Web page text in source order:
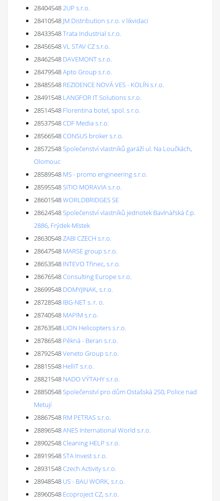
284045482UP s.r.o.
28410548 JM Distribution s.r.o. v likvidaci
28433548Trata Industrial s.r.o.
28456548VL STAV CZ s.r.o.
28462548 DAVEMONT s.r.o.
28479548Apto Group s.r.o.
28485548 REZIDENCE NOVÁ VES - KOLÍN s.r.o.
28491548 LANGFOR IT Solutions s.r.o.
28514548 Florentina botel, spol. s r.o.
28537548CDF Media s.r.o.
28566548CONSUS broker s.r.o.
28572548Společenství vlastníků garáží ul. Na Loučkách,
Olomouc
28589548 MS - promo engineering s.r.o.
28595548SITIO MORAVIA s.r.o.
28601548WORLDBRIDGES SE
28624548Společenství vlastníků jednotek Bavlnářská č.p.
2886, Frýdek-Místek
28630548ZABI CZECH s.r.o.
28647548 MARSE group s.r.o.
28653548 INTEVO Třinec, s.r.o.
28676548Consulting Europe s.r.o.
28699548 DOMYJINAK, s.r.o.
28728548 IBG-NET s. r. o.
28740548 MAPIM s.r.o.
28763548 LION Helicopters s.r.o.
28786548 Pěkná - Beran s.r.o.
28792548Veneto Group s.r.o.
28815548 HelliT s.r.o.
28821548 NADO VÝTAHY s.r.o.
28850548Společenství pro dům Ostašská 250, Police nad
Metují
28867548 RM PETRAS s.r.o.
28896548ANES International World s.r.o.
28902548Cleaning HELP s.r.o.
28919548STA Invest s.r.o.
28931548Czech Activity s.r.o.
28948548 US - BAU WORK, s.r.o.
28960548 Ecoproject CZ, s.r.o.